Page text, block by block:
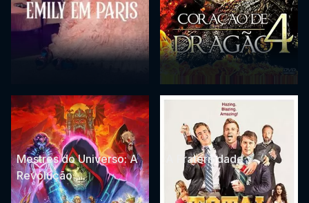
Mestres do Universo: A
Revolução
A Fraternidade